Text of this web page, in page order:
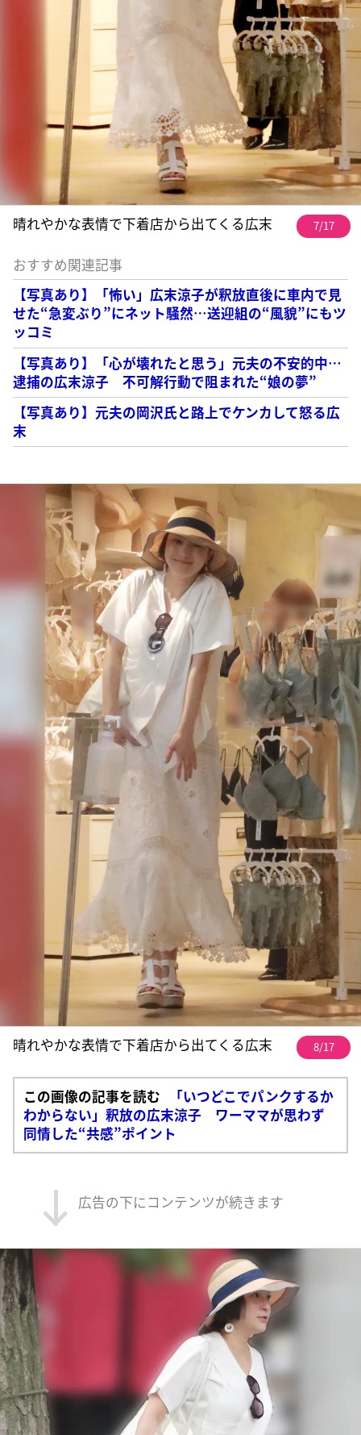
晴れやかな表情で下着店から出てくる広末 7/17
おすすめ関連記事
【写真あり】「怖い」広末涼子が釈放直後に車内で見
せた“急変ぶり”にネット騒然…送迎組の“風貌”にもツ
ッコミ
【写真あり】「心が壊れたと思う」元夫の不安的中…
逮捕の広末涼子 不可解行動で阻まれた“娘の夢”
【写真あり】元夫の岡沢氏と路上でケンカして怒る広
末
晴れやかな表情で下着店から出てくる広末 8/17
この画像の記事を読む
「いつどこでパンクするか
わからない」釈放の広末涼子 ワーママが思わず
同情した“共感”ポイント
広告の下にコンテンツが続きます